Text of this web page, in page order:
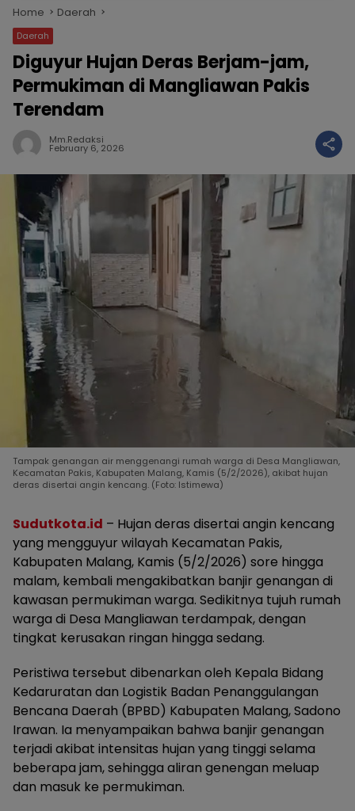
Home Daerah
Daerah
Diguyur Hujan Deras Berjam-jam,
Permukiman di Mangliawan Pakis
Terendam
Mm.redaksi
February 6, 2026
Tampak genangan air menggenangi rumah warga di Desa Mangliawan,
Kecamatan Pakis, Kabupaten Malang, Kamis (5/2/2026), akibat hujan
deras disertai angin kencang. (Foto: Istimewa)
Sudutkota.id – Hujan deras disertai angin kencang
yang mengguyur wilayah Kecamatan Pakis,
Kabupaten Malang, Kamis (5/2/2026) sore hingga
malam, kembali mengakibatkan banjir genangan di
kawasan permukiman warga. Sedikitnya tujuh rumah
warga di Desa Mangliawan terdampak, dengan
tingkat kerusakan ringan hingga sedang.
Peristiwa tersebut dibenarkan oleh Kepala Bidang
Kedaruratan dan Logistik Badan Penanggulangan
Bencana Daerah (BPBD) Kabupaten Malang, Sadono
Irawan. Ia menyampaikan bahwa banjir genangan
terjadi akibat intensitas hujan yang tinggi selama
beberapa jam, sehingga aliran genengan meluap
dan masuk ke permukiman.